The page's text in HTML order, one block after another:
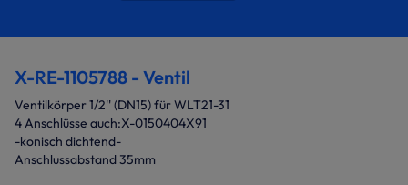
X-RE-1105788 - Ventil
Ventilkörper 1/2'' (DN15) für WLT21-31
4 Anschlüsse auch:X-0150404X91
-konisch dichtend-
Anschlussabstand 35mm